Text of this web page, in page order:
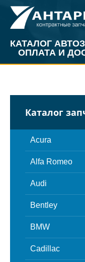
КАТАЛОГ
ОПЛАТА И
Каталог
Acura
Alfa Romeo
Audi
Bentley
BMW
Cadillac